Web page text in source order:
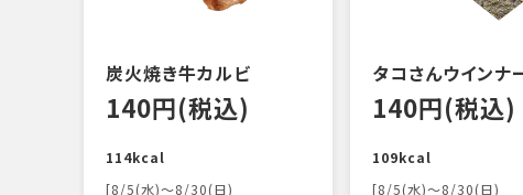
炭火焼き牛カルビ
140円(税込)
114kcal
[8/5(水)～8/30(日)
タコさんウインナ
140円(税込)
109kcal
[8/5(水)～8/30(日)